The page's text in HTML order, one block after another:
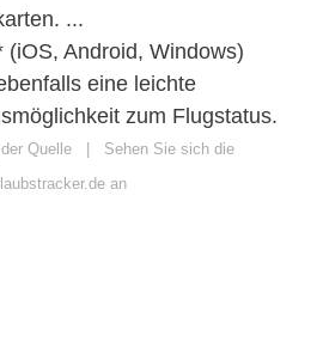
...
(iOS, Android, Windows)
eine leichte
zum Flugstatus.
Quelle | Sehen Sie sich die
an